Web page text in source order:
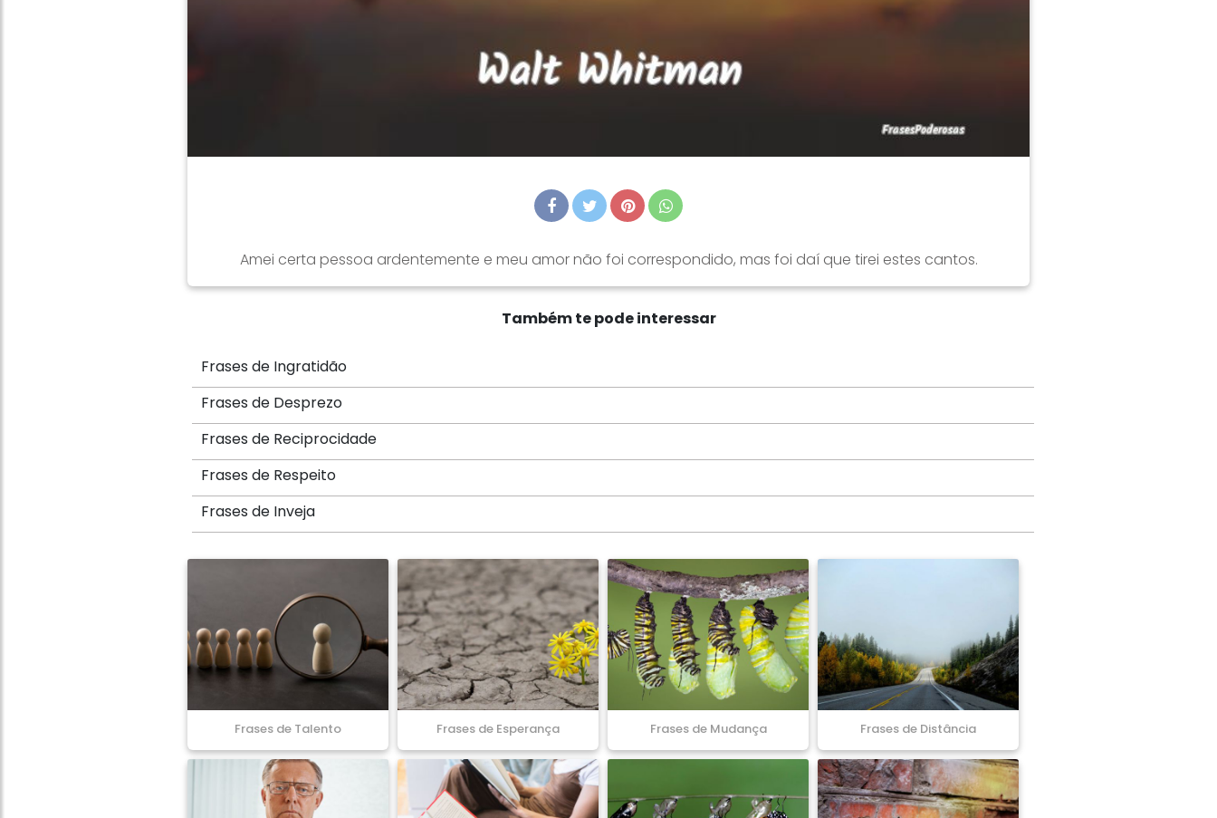
Amei certa pessoa ardentemente e meu amor não foi correspondido, mas foi daí que tirei estes cantos.
Também te pode interessar
Frases de Ingratidão
Frases de Desprezo
Frases de Reciprocidade
Frases de Respeito
Frases de Inveja
Frases de Talento Frases de Esperança Frases de Mudança Frases de Distância